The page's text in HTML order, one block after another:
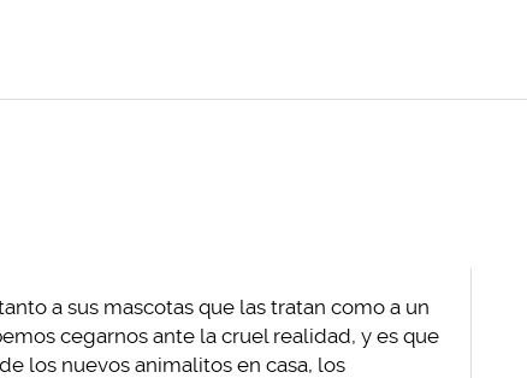
a sus mascotas que las tratan como a un
cegarnos ante la cruel realidad, y es que
los nuevos animalitos en casa, los